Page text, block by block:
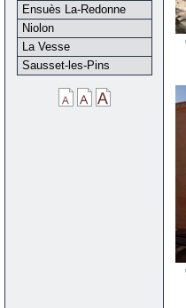
Ensuès La-Redonne
Niolon
La Vesse
Sausset-les-Pins